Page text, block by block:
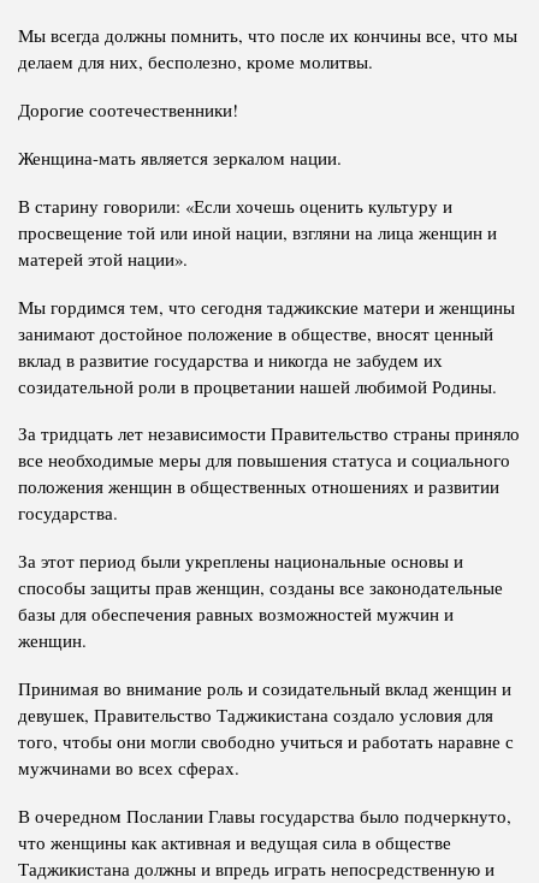
Мы всегда должны помнить, что после их кончины все, что мы
делаем для них, бесполезно, кроме молитвы.
Дорогие соотечественники!
Женщина-мать является зеркалом нации.
В старину говорили: «Если хочешь оценить культуру и
просвещение той или иной нации, взгляни на лица женщин и
матерей этой нации».
Мы гордимся тем, что сегодня таджикские матери и женщины
занимают достойное положение в обществе, вносят ценный
вклад в развитие государства и никогда не забудем их
созидательной роли в процветании нашей любимой Родины.
За тридцать лет независимости Правительство страны приняло
все необходимые меры для повышения статуса и социального
положения женщин в общественных отношениях и развитии
государства.
За этот период были укреплены национальные основы и
способы защиты прав женщин, созданы все законодательные
базы для обеспечения равных возможностей мужчин и
женщин.
Принимая во внимание роль и созидательный вклад женщин и
девушек, Правительство Таджикистана создало условия для
того, чтобы они могли свободно учиться и работать наравне с
мужчинами во всех сферах.
В очередном Послании Главы государства было подчеркнуто,
что женщины как активная и ведущая сила в обществе
Таджикистана должны и впредь играть непосредственную и